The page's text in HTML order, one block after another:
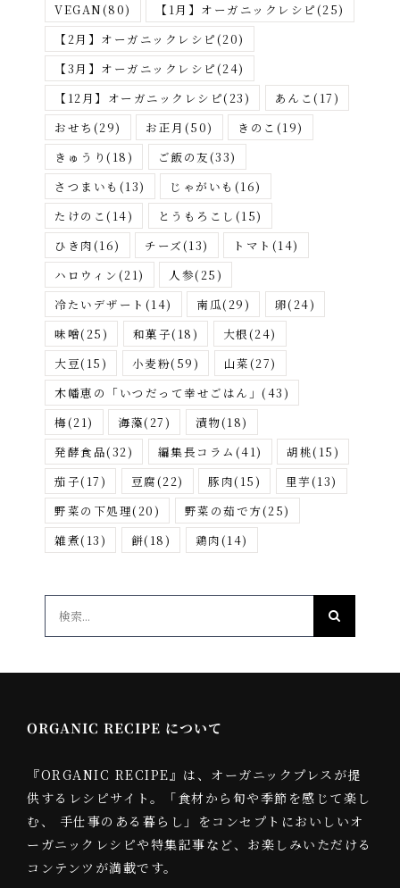
ら
が
す
VEGAN(80) 【1月】オーガニックレシピ(25)
【2月】オーガニックレシピ(20)
【3月】オーガニックレシピ(24)
【12月】オーガニックレシピ(23) あんこ(17)
おせち (29) お正月 (50) きのこ (19)
きゅうり (18) ご飯の友(33)
さつまいも (13) じゃがいも (16)
たけのこ(14) とうもろこし (15)
ひき肉(16) チーズ(13) トマト (14)
ハロウィン(21) 人参(25)
冷たいデザート (14) 南瓜(29) 卵(24)
味噌(25) 和菓子(18) 大根(24)
大豆(15) 小麦粉(59) 山菜(27)
木幡恵の「いつだって幸せごはん」 (43)
梅(21) 海藻(27) 漬物(18)
発酵食品(32) 編集長コラム (41) 胡桃(15)
茄子(17) 豆腐(22) 豚肉(15) 里芋(13)
野菜の下処理(20) 野菜の茹で方(25)
雑煮(13) 餅(18) 鶏肉(14)
ORGANIC RECIPE について
『ORGANIC RECIPE』は、オーガニックプレスが提
供するレシピサイト。「食材から旬や季節を感じて楽し
む、 手仕事のある暮らし」をコンセプトにおいしいオ
ーガニックレシピや特集記事など、お楽しみいただける
コンテンツが満載です。